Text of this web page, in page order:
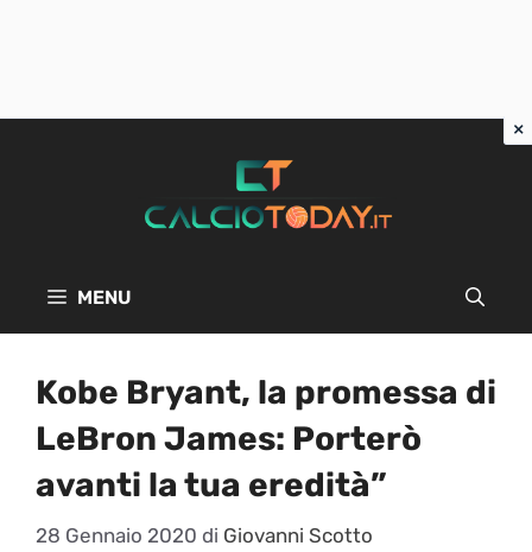
MENU
Kobe Bryant, la promessa di
LeBron James: Porterò
avanti la tua eredità”
28 Gennaio 2020 di Giovanni Scotto